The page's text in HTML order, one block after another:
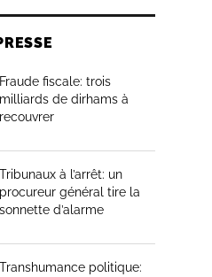
Fraude fiscale: trois
milliards de dirhams à
recouvrer
Tribunaux à l’arrêt: un
procureur général tire la
sonnette d’alarme
Transhumance politique: